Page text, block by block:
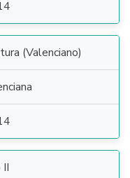
(Valenciano)